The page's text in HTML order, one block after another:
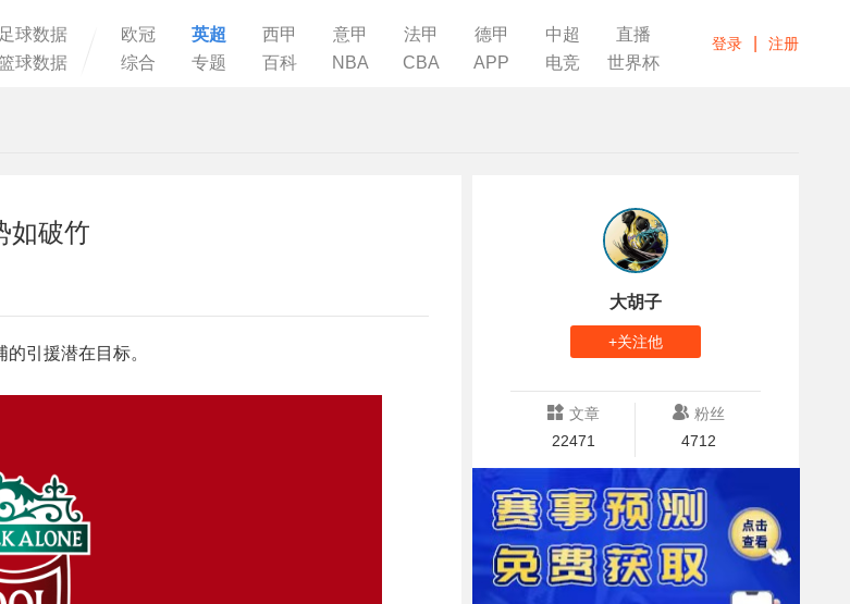
足球数据
球数据
欧冠 英超 西甲 意甲 法甲 德甲 中超
直播
综合
专题 百科 NBA CBA APP 电竞 世界杯
登录 注册
如破竹
引援潜在目标。
大胡子
+关注他
文章
22471
粉丝
4712